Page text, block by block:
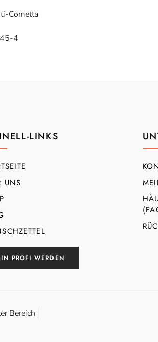
Cometta
4
LINKS
UNS
PROFI WERDEN
Bereich